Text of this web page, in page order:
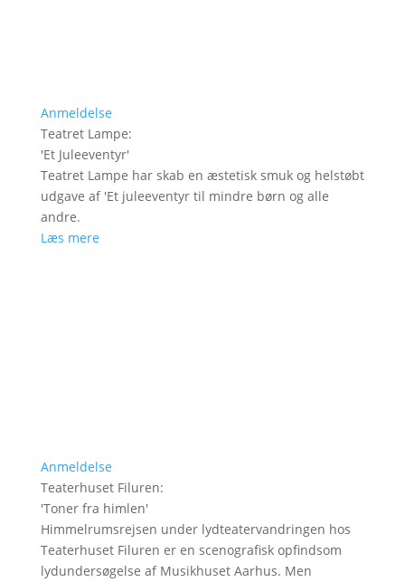
Anmeldelse
Teatret Lampe:
'Et Juleeventyr'
Teatret Lampe har skab en æstetisk smuk og helstøbt
udgave af 'Et juleeventyr til mindre børn og alle
andre.
Læs mere
Anmeldelse
Teaterhuset Filuren:
'Toner fra himlen'
Himmelrumsrejsen under lydteatervandringen hos
Teaterhuset Filuren er en scenografisk opfindsom
lydundersøgelse af Musikhuset Aarhus. Men